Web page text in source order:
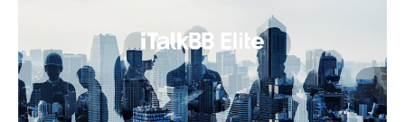
养老 非盈利组织